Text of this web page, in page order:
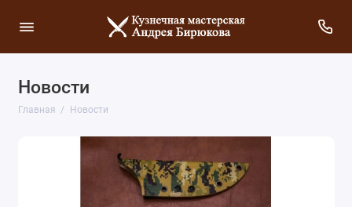
Новости
Главная Новости